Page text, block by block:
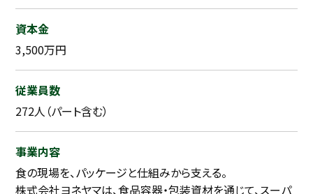
資本金
3,500万円
従業員数
272人（パート含む）
事業内容
食の現場を、パッケージと仕組みから支える。
株式会社ヨネヤマは、食品容器・包装資材を通じて、スーパ